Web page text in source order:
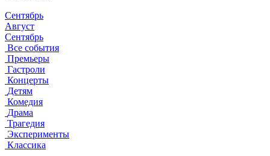
Сентябрь
Август
Сентябрь
Все события
Премьеры
Гастроли
Концерты
Детям
Комедия
Драма
Трагедия
Эксперименты
Классика